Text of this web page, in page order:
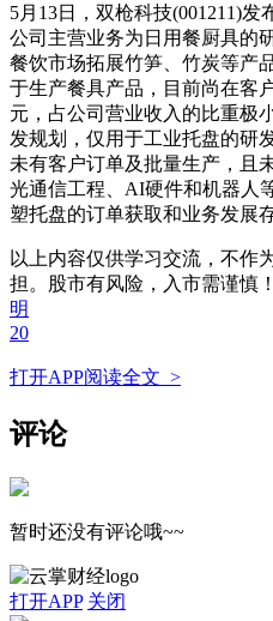
5月13日，双枪科技(001211)发
公司主营业务为日用餐厨具的
餐饮市场拓展竹笋、竹炭等产
于生产餐具产品，目前尚在客
元，占公司营业收入的比重极
发规划，仅用于工业托盘的研
未有客户订单及批量生产，且
光通信工程、AI硬件和机器人
塑托盘的订单获取和业务发展
以上内容仅供学习交流，不作
担。股市有风险，入市需谨慎！
明
20
打开APP阅读全文 >
评论
暂时还没有评论哦~~
打开APP 关闭